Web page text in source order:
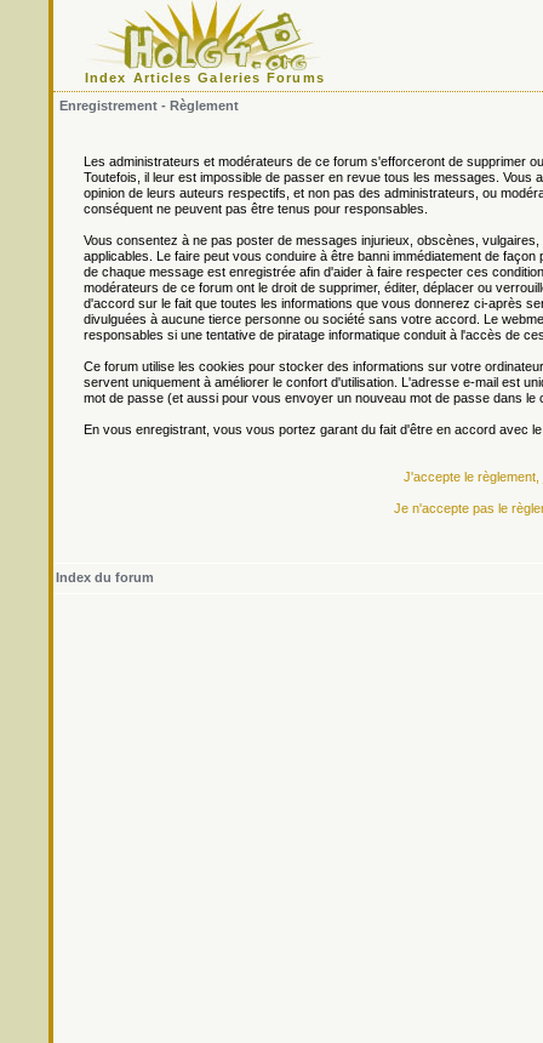
Index Articles Galeries Forums
Enregistrement - Règlement
Les administrateurs et modérateurs de ce forum s'efforceront de supprimer
Toutefois, il leur est impossible de passer en revue tous les messages.
opinion de leurs auteurs respectifs, et non pas des administrateurs, ou
conséquent ne peuvent pas être tenus pour responsables.
Vous consentez à ne pas poster de messages injurieux, obscènes,
applicables. Le faire peut vous conduire à être banni immédiatement de
de chaque message est enregistrée afin d'aider à faire respecter ces
modérateurs de ce forum ont le droit de supprimer, éditer, déplacer ou
d'accord sur le fait que toutes les informations que vous donnerez ci-après
divulguées à aucune tierce personne ou société sans votre accord. Le
responsables si une tentative de piratage informatique conduit à l'accès de
Ce forum utilise les cookies pour stocker des informations sur votre
servent uniquement à améliorer le confort d'utilisation. L'adresse e-mail est
mot de passe (et aussi pour vous envoyer un nouveau mot de passe dans le
En vous enregistrant, vous vous portez garant du fait d'être en accord avec
J'accepte le
Je n'accepte pas le
Index du forum